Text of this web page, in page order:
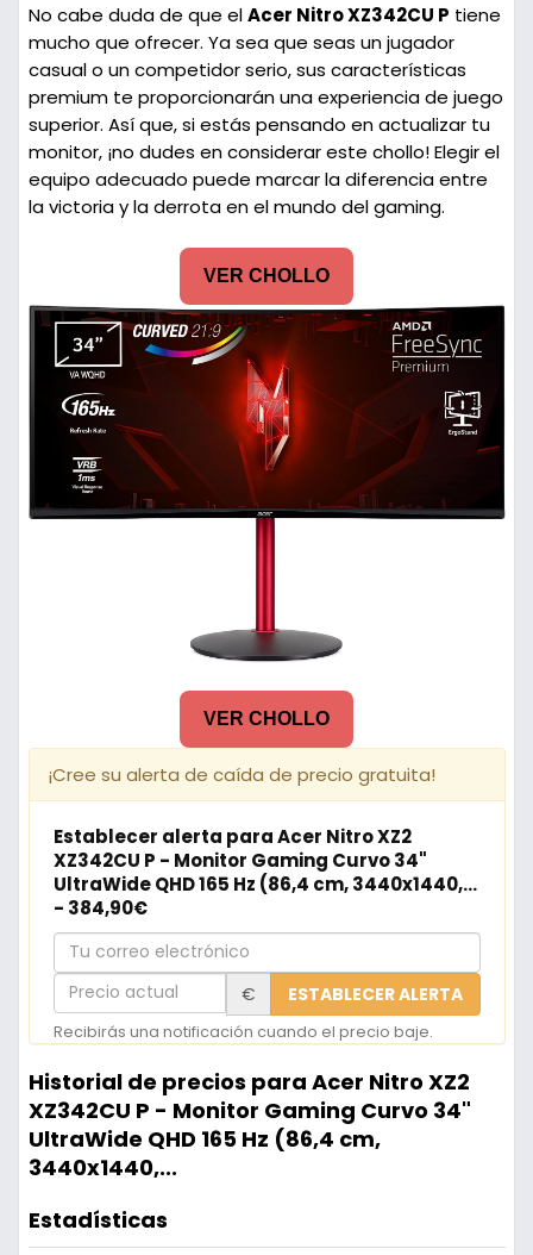
No cabe duda de que elAcer Nitro XZ342CU P tiene
mucho que ofrecer. Ya sea que seas un jugador
casual o un competidor serio, sus características
premium te proporcionarán una experiencia de juego
superior. Así que, si estás pensando en actualizar tu
monitor, ¡no dudes en considerar este chollo! Elegir el
equipo adecuado puede marcar la diferencia entre
la victoria y la derrota en el mundo del gaming.
VER CHOLLO
VER CHOLLO
¡Cree su alerta de caída de precio gratuita!
Establecer alerta para Acer Nitro XZ2
XZ342CU P - Monitor Gaming Curvo 34"
UltraWide QHD 165 Hz (86,4 cm, 3440x1440,...
- 384,90€
Tu
correo
electrónico
Precio
actual
€ ESTABLECER ALERTA
Recibirás una notificación cuando el precio baje.
Historial de precios para Acer Nitro XZ2
XZ342CU P - Monitor Gaming Curvo 34"
UltraWide QHD 165 Hz (86,4 cm,
3440x1440,...
Estadísticas